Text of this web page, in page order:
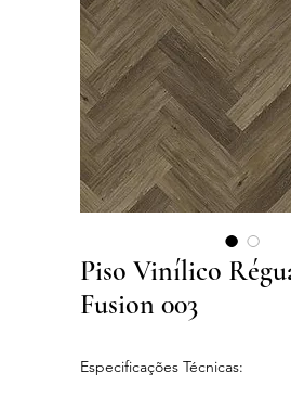
Piso Vinílico
Fusion 003
Especificações Técnicas: